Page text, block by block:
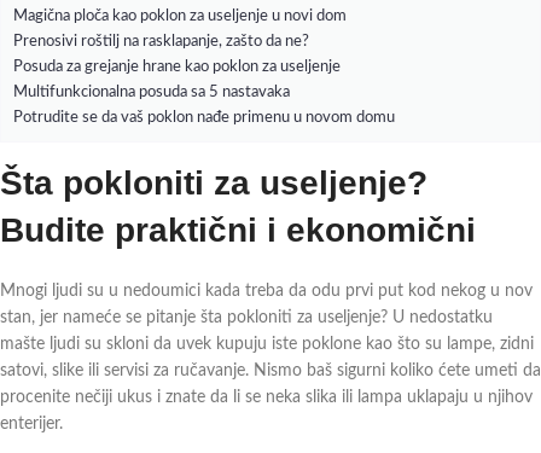
Magična ploča kao poklon za useljenje u novi dom
Prenosivi roštilj na rasklapanje, zašto da ne?
Posuda za grejanje hrane kao poklon za useljenje
Multifunkcionalna posuda sa 5 nastavaka
Potrudite se da vaš poklon nađe primenu u novom domu
Šta pokloniti za useljenje?
Budite praktični i ekonomični
Mnogi ljudi su u nedoumici kada treba da odu prvi put kod nekog u nov
stan, jer nameće se pitanje šta pokloniti za useljenje? U nedostatku
mašte ljudi su skloni da uvek kupuju iste poklone kao što su lampe, zidni
satovi, slike ili servisi za ručavanje. Nismo baš sigurni koliko ćete umeti da
procenite nečiji ukus i znate da li se neka slika ili lampa uklapaju u njihov
enterijer.